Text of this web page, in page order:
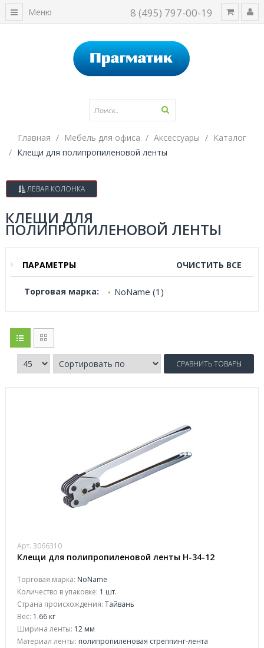
8 (495) 797-00-19
Меню
Главная Мебель для офиса Аксессуары
Каталог
Клещи для полипропиленовой ленты
ЛЕВАЯ КОЛОНКА
КЛЕЩИ ДЛЯ
ПОЛИПРОПИЛЕНОВОЙ ЛЕНТЫ
ПАРАМЕТРЫ ОЧИСТИТЬ ВСЕ
Торговая марка: NoName (1)
СРАВНИТЬ ТОВАРЫ
Арт. 3066310
Клещи для полипропиленовой ленты H-34-12
Торговая марка: NoName
Количество в упаковке: 1 шт.
Страна происхождения: Тайвань
Вес: 1.66 кг
Ширина ленты: 12 мм
Материал ленты: полипропиленовая стреппинг-лента